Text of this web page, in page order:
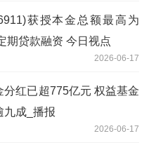
获授本金总额最高为
期贷款融资 今日视点
2026-06-17
分红已超775亿元 权益基金
九成_播报
2026-06-17